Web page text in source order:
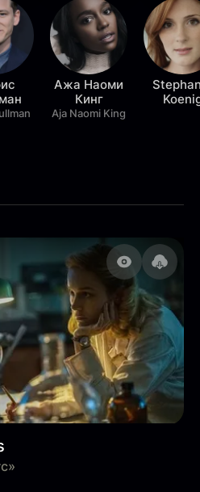
Ажа Наоми
Кинг
Aja Naomi King